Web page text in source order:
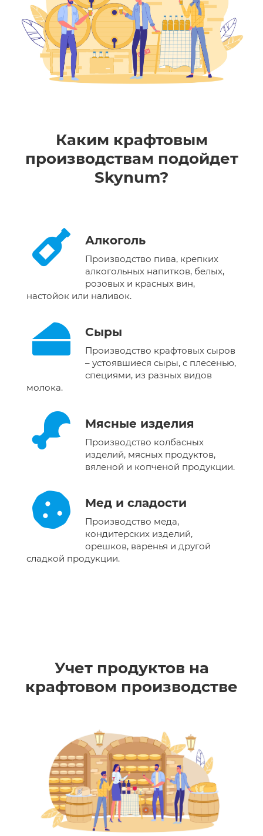
Каким крафтовым
производствам подойдет
Skynum?
Алкоголь
Производство пива, крепких
алкогольных напитков, белых,
розовых и красных вин,
настойок или наливок.
Сыры
Производство крафтовых сыров
– устоявшиеся сыры, с плесенью,
специями, из разных видов
молока.
Мясные изделия
Производство колбасных
изделий, мясных продуктов,
вяленой и копченой продукции.
Мед и сладости
Производство меда,
кондитерских изделий,
орешков, варенья и другой
сладкой продукции.
Учет продуктов на
крафтовом производстве